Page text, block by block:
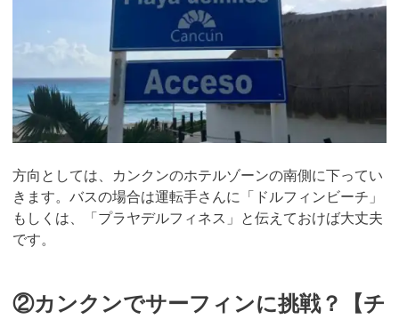
方向としては、カンクンのホテルゾーンの南側に下ってい
きます。バスの場合は運転手さんに「ドルフィンビーチ」
もしくは、「プラヤデルフィネス」と伝えておけば大丈夫
です。
②カンクンでサーフィンに挑戦？【チ